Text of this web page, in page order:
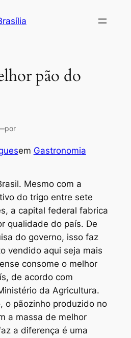
pão do
por
em Gastronomia
Mesmo com a
do trigo entre sete
a capital federal fabrica
qualidade do país. De
do governo, isso faz
vendido aqui seja mais
consome o melhor
de acordo com
da Agricultura.
o pãozinho produzido no
a massa de melhor
a diferença é uma